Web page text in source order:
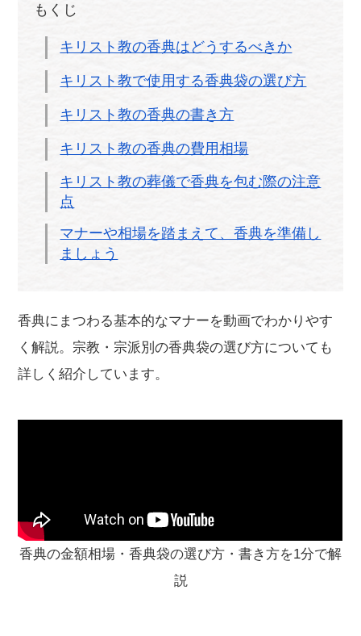
もくじ
キリスト教の香典はどうするべきか
キリスト教で使用する香典袋の選び方
キリスト教の香典の書き方
キリスト教の香典の費用相場
キリスト教の葬儀で香典を包む際の注意
点
マナーや相場を踏まえて、香典を準備し
ましょう
香典にまつわる基本的なマナーを動画でわかりやす
く解説。宗教・宗派別の香典袋の選び方についても
詳しく紹介しています。
香典の金額相場・香典袋の選び方・書き方を1分で解
説